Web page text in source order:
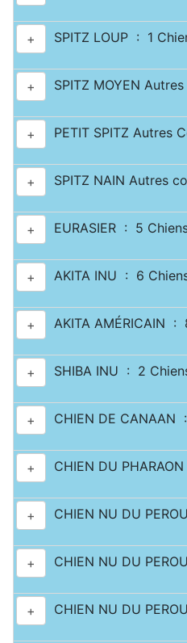
+ SPITZ LOUP : 1
+ SPITZ MOYEN
+ PETIT SPITZ Autres
+ SPITZ NAIN Autres
+ EURASIER : 5
+ AKITA INU : 6
+ AKITA AMÉRICAIN :
+ SHIBA INU : 2
+ CHIEN DE CANAAN
+ CHIEN DU
+ CHIEN NU DU
+ CHIEN NU DU
+ CHIEN NU DU